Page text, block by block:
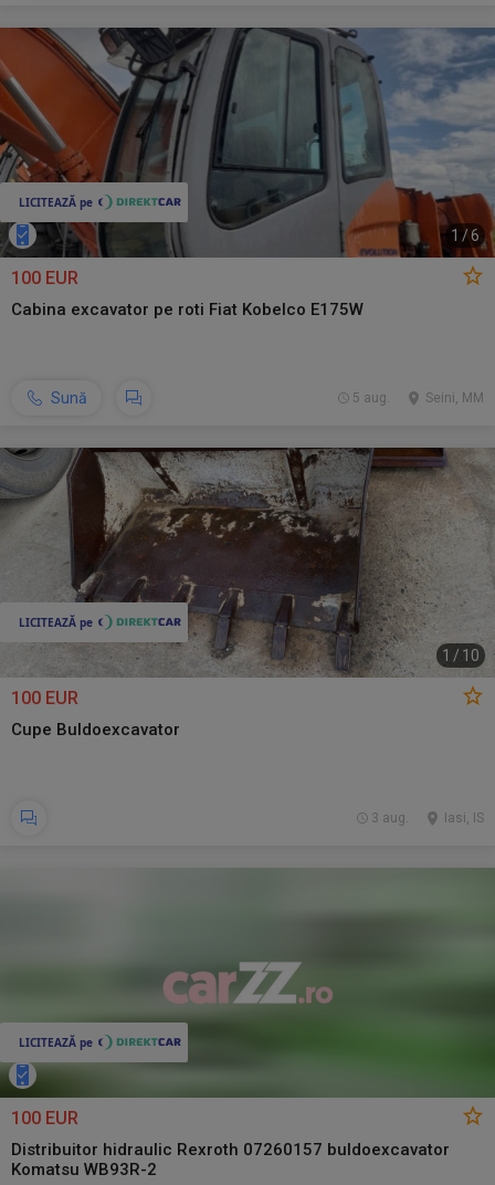
1 /6
100 EUR
Cabina excavator pe roti Fiat Kobelco E175W
Sună Seini, MM
5 aug.
1 / 10
100 EUR
Cupe Buldoexcavator
Iasi, IS
3 aug.
100 EUR
Distribuitor hidraulic Rexroth 07260157 buldoexcavator
Komatsu WB93R-2